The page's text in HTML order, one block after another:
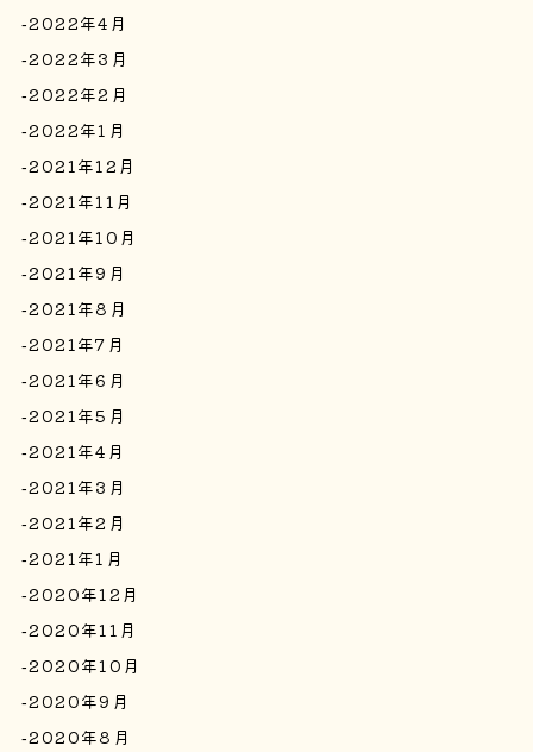
2022年4月
2022年3月
2022年2月
2022年1月
2021年12月
2021年11月
2021年10月
2021年9月
2021年8月
2021年7月
2021年6月
2021年5月
2021年4月
2021年3月
2021年2月
2021年1月
2020年12月
2020年11月
2020年10月
2020年9月
2020年8月